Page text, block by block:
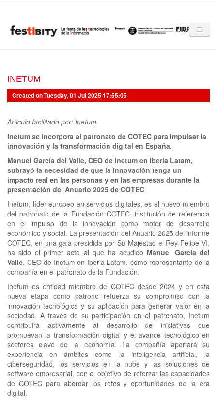
Club Festibity
La Festibity
Partners
Mencions
Notícies
Mèdia
clickNEWS
INETUM
Created on Tuesday, 01 Jul 2025 17:55:05
Articulo facilitado por: Inetum
Inetum se incorpora al patronato de COTEC para impulsar la
innovación y la transformación digital en España.
Manuel García del Valle, CEO de Inetum en Iberia Latam,
subrayó la necesidad de que la innovación tenga un
impacto real en las personas y en las empresas durante la
presentación del Anuario 2025 de COTEC
Inetum, líder europeo en servicios digitales, es el nuevo miembro
del patronato de la Fundación COTEC, institución de referencia
en el impulso de la innovación como motor de desarrollo
económico y social. La presentación del Anuario 2025 del informe
COTEC, en una gala presidida por Su Majestad el Rey Felipe VI,
ha sido el primer acto al que ha acudido Manuel García del
Valle, CEO de Inetum en Iberia Latam, como representante de la
compañía en el patronato de la Fundación.
Inetum es entidad miembro de COTEC desde 2024 y en esta
nueva etapa como patrono refuerza su compromiso con la
innovación tecnológica y su aplicación para generar valor en la
sociedad. A través de su participación en el patronato, Inetum
contribuirá activamente al desarrollo de iniciativas que
promuevan la transformación digital y el avance tecnológico en
sectores clave de la economía. La compañía aportará su
experiencia en ámbitos como la inteligencia artificial, la
ciberseguridad, los servicios en la nube y las soluciones de
software empresarial, con el objetivo de reforzar las capacidades
de COTEC para abordar los retos y oportunidades de la era
digital.